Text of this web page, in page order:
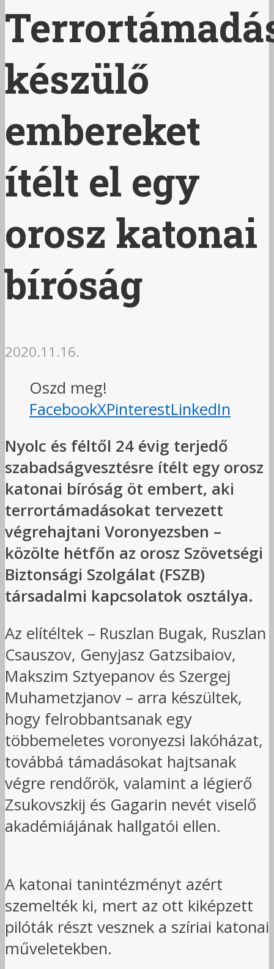
készülő
embereket
ítélt el egy
orosz katonai
bíróság
2020.11.16.
Oszd meg!
FacebookXPinterestLinkedIn
Nyolc és féltől 24 évig terjedő
szabadságvesztésre ítélt egy orosz
katonai bíróság öt embert, aki
terrortámadásokat tervezett
végrehajtani Voronyezsben –
közölte hétfőn az orosz Szövetségi
Biztonsági Szolgálat (FSZB)
társadalmi kapcsolatok osztálya.
Az elítéltek – Ruszlan Bugak, Ruszlan
Csauszov, Genyjasz Gatzsibaiov,
Makszim Sztyepanov és Szergej
Muhametzjanov – arra készültek,
hogy felrobbantsanak egy
többemeletes voronyezsi lakóházat,
továbbá támadásokat hajtsanak
végre rendőrök, valamint a légierő
Zsukovszkij és Gagarin nevét viselő
akadémiájának hallgatói ellen.
A katonai tanintézményt azért
szemelték ki, mert az ott kiképzett
pilóták részt vesznek a szíriai katonai
műveletekben.